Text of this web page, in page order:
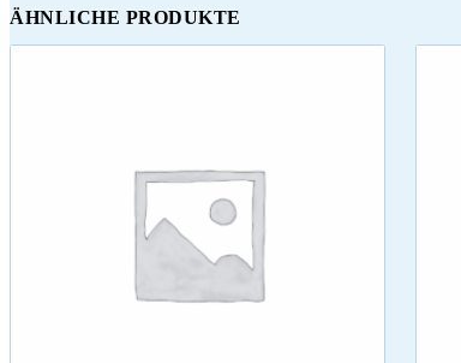
ÄHNLICHE PRODUKTE